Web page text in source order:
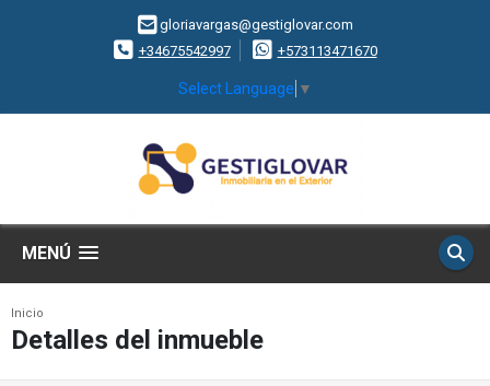
gloriavargas@gestiglovar.com
+34675542997
+573113471670
Select Language ▼
MENÚ
Inicio
Detalles del inmueble